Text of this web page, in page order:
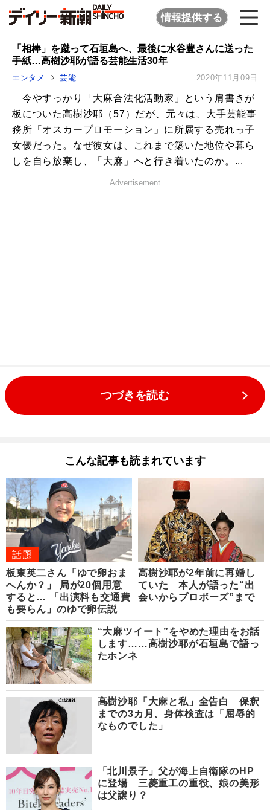
情報提供する
「相棒」を蹴って石垣島へ、最後に水谷豊さんに送った
手紙…高樹沙耶が語る芸能生活30年
エンタメ 芸能 2020年11月09日
今やすっかり「大麻合法化活動家」という肩書きが
板についた高樹沙耶（57）だが、元々は、大手芸能事
務所「オスカープロモーション」に所属する売れっ子
女優だった。なぜ彼女は、これまで築いた地位や暮ら
しを自ら放棄し、「大麻」へと行き着いたのか。...
Advertisement
つづきを読む
こんな記事も読まれています
話題
板東英二さん「ゆで卵おま
へんか？」 局が20個用意
すると… 「出演料も交通費
も要らん」のゆで卵伝説
高樹沙耶が2年前に再婚し
ていた 本人が語った“出
会いからプロポーズ”まで
“大麻ツイート”をやめた理由をお話
します……高樹沙耶が石垣島で語っ
たホンネ
高樹沙耶「大麻と私」全告白 保釈
までの3カ月、身体検査は「屈辱的
なものでした」
「北川景子」父が海上自衛隊のHP
に登場 三菱重工の重役、娘の美形
は父譲り？